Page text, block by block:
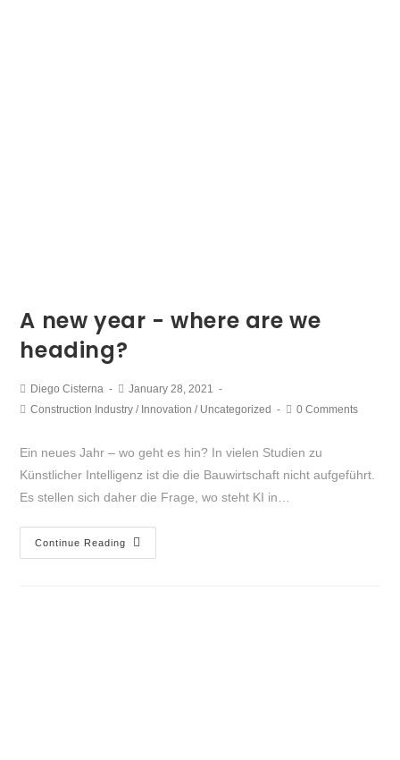
A new year - where are we
heading?
Diego Cisterna
January 28, 2021
Construction Industry / Innovation / Uncategorized 0 Comments
Ein neues Jahr – wo geht es hin? In vielen Studien zu
Künstlicher Intelligenz ist die die Bauwirtschaft nicht aufgeführt.
Es stellen sich daher die Frage, wo steht KI in…
Continue Reading